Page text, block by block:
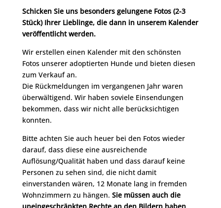
Schicken Sie uns besonders gelungene Fotos (2-3
Stück) Ihrer Lieblinge, die dann in unserem Kalender
veröffentlicht werden.
Wir erstellen einen Kalender mit den schönsten
Fotos unserer adoptierten Hunde und bieten diesen
zum Verkauf an.
Die Rückmeldungen im vergangenen Jahr waren
überwältigend. Wir haben soviele Einsendungen
bekommen, dass wir nicht alle berücksichtigen
konnten.
Bitte achten Sie auch heuer bei den Fotos wieder
darauf, dass diese eine ausreichende
Auflösung/Qualität haben und dass darauf keine
Personen zu sehen sind, die nicht damit
einverstanden wären, 12 Monate lang in fremden
Wohnzimmern zu hängen. Sie müssen auch die